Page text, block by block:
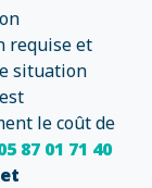
requise et
situation
le coût de
87 01 71 40